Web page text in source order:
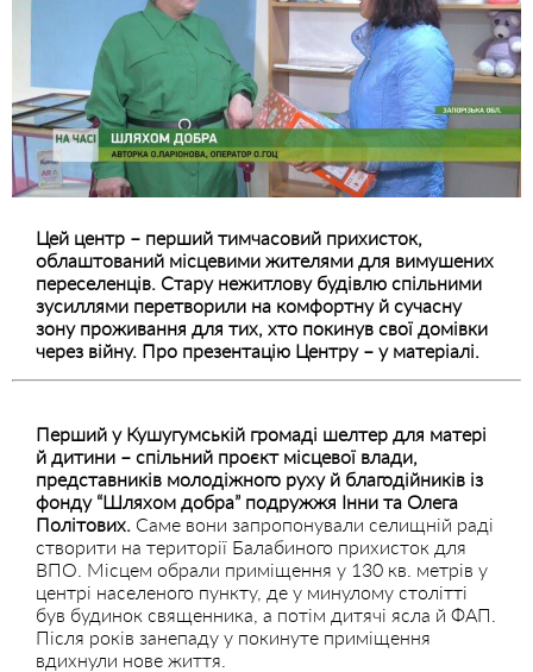
Цей центр – перший тимчасовий прихисток,
облаштований місцевими жителями для вимушених
переселенців. Стару нежитлову будівлю спільними
зусиллями перетворили на комфортну й сучасну
зону проживання для тих, хто покинув свої домівки
через війну. Про презентацію Центру – у матеріалі.
Перший у Кушугумській громаді шелтер для матері
й дитини – спільний проєкт місцевої влади,
представників молодіжного руху й благодійників із
фонду “Шляхом добра” подружжя Інни та Олега
Політових. Саме вони запропонували селищній раді
створити на території Балабиного прихисток для
ВПО. Місцем обрали приміщення у 130 кв. метрів у
центрі населеного пункту, де у минулому столітті
був будинок священника, а потім дитячі ясла й ФАП.
Після років занепаду у покинуте приміщення
вдихнули нове життя.